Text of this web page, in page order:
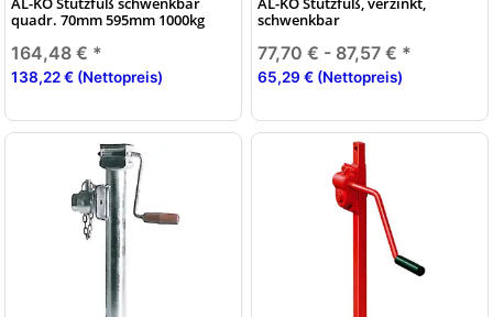
quadr. 70mm 595mm 1000kg
164,48 € *
138,22 € (Nettopreis)
schwenkbar
77,70 € - 87,57 € *
65,29 € (Nettopreis)